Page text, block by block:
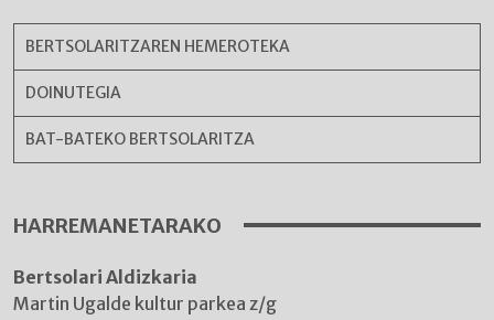
BERTSOLARITZAREN HEMEROTEKA
DOINUTEGIA
BAT-BATEKO BERTSOLARITZA
HARREMANETARAKO
Bertsolari Aldizkaria
Martin Ugalde kultur parkea z/g